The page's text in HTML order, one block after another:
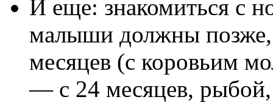
И еще: знакомиться с
малыши должны
месяцев (с коровьим
— с 24 месяцев,